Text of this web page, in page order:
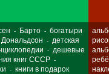
- Барто - богатыри
- детская
- дешевые
книг СССР -
- книги в подарок